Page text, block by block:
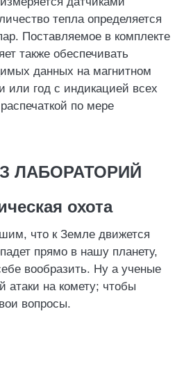
тепла определяется
Поставляемое в комплекте
также обеспечивать
данных на магнитном
или год с индикацией всех
по мере
ЛАБОРАТОРИЙ
охота
что к Земле движется
прямо в нашу планету,
вообразить. Ну а ученые
атаки на комету; чтобы
вопросы.